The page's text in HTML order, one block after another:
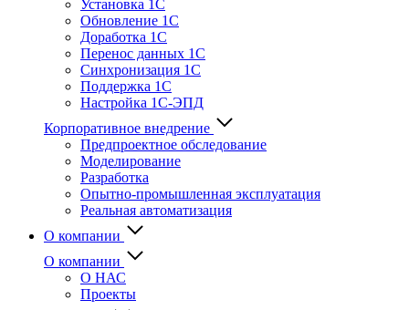
Установка 1С
Обновление 1С
Доработка 1С
Перенос данных 1С
Синхронизация 1С
Поддержка 1С
Настройка 1С-ЭПД
Корпоративное внедрение
Предпроектное обследование
Моделирование
Разработка
Опытно-промышленная эксплуатация
Реальная автоматизация
О компании
О компании
О НАС
Проекты